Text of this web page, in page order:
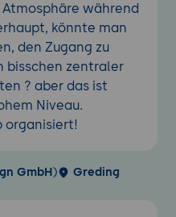
während
könnte man
den Zugang zu
bisschen zentraler
? aber das ist
Niveau.
organisiert!
GmbH) Greding